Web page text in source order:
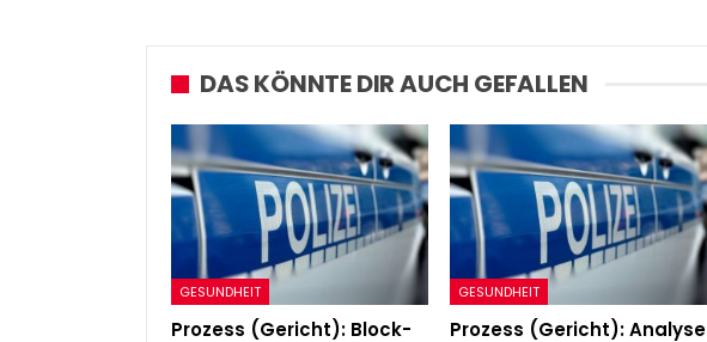
DAS KÖNNTE DIR AUCH GEFALLEN
GESUNDHEIT
Prozess (Gericht): Block-
GESUNDHEIT
Prozess (Gericht): Analyse